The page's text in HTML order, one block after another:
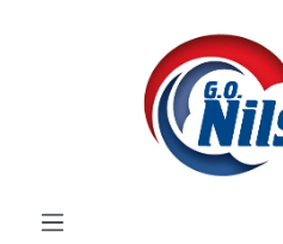
Zum Hauptinhalt springen